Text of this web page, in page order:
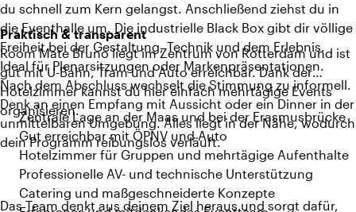
du schnell zum Kern gelangst. Anschließend ziehst du in
die Eventhalle um. Die industrielle Black Box gibt dir völlige
Freiheit bei der Gestaltung, Technik und dem Erlebnis.
Ideal für Plenarsitzungen oder Markenpräsentationen.
Nach dem Abschluss wechselt die Stimmung zu informell.
Denk an einen Empfang mit Aussicht oder ein Dinner in der
unmittelbaren Umgebung. Alles liegt in der Nähe, wodurch
dein Programm reibungslos verläuft.
Praktisch & transparent
Room Mate Bruno liegt im Zentrum von Rotterdam und ist
gut mit U-Bahn, Tram und Auto erreichbar. Dank der
Hotelzimmer kannst du hier einfach mehrtägige Events
organisieren.
Zentrale Lage an der Maas und bei der Erasmusbrücke
Gut erreichbar mit ÖPNV und Auto
Hotelzimmer für Gruppen und mehrtägige Aufenthalte
Professionelle AV- und technische Unterstützung
Catering und maßgeschneiderte Konzepte
Das Team denkt aus deinem Ziel heraus und sorgt dafür,